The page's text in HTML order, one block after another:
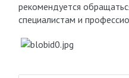
рекомендуется
специалистам и